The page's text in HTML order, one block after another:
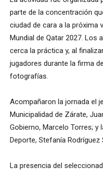
parte de la concentración
ciudad de cara a la próxima
Mundial de Qatar 2027. Los
cerca la práctica y, al
jugadores durante la firma
fotografías.
Acompañaron la jornada el
Municipalidad de Zárate,
Gobierno, Marcelo Torres; y
Deporte, Stefanía Rodríguez
La presencia del